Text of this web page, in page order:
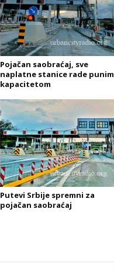
Pojačan saobraćaj, sve
naplatne stanice rade punim
kapacitetom
Putevi Srbije spremni za
pojačan saobraćaj